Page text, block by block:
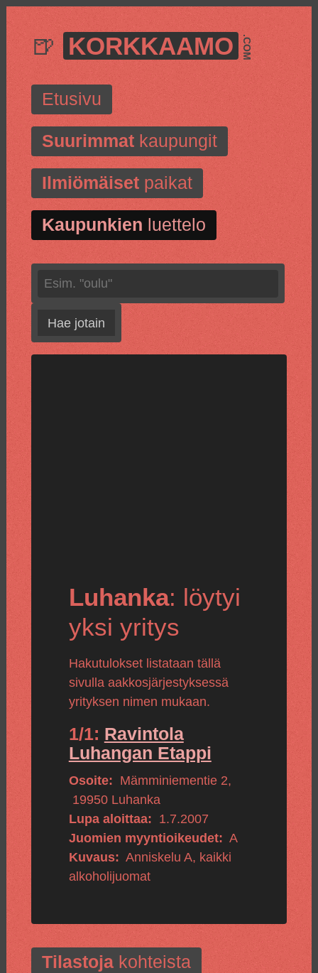
🍺 KORKKAAMO .COM
Etusivu
Suurimmatkaupungit
Ilmiömäisetpaikat
Kaupunkien luettelo
Hae jotain
Luhanka: löytyi
yksi yritys
Hakutulokset listataan tällä
sivulla aakkosjärjestyksessä
yrityksen nimen mukaan.
1/1: Ravintola
Luhangan Etappi
Osoite: Mämminiementie 2,
19950 Luhanka
Lupa aloittaa: 1.7.2007
Juomien myyntioikeudet: A
Kuvaus: Anniskelu A, kaikki
alkoholijuomat
Tilastojakohteista